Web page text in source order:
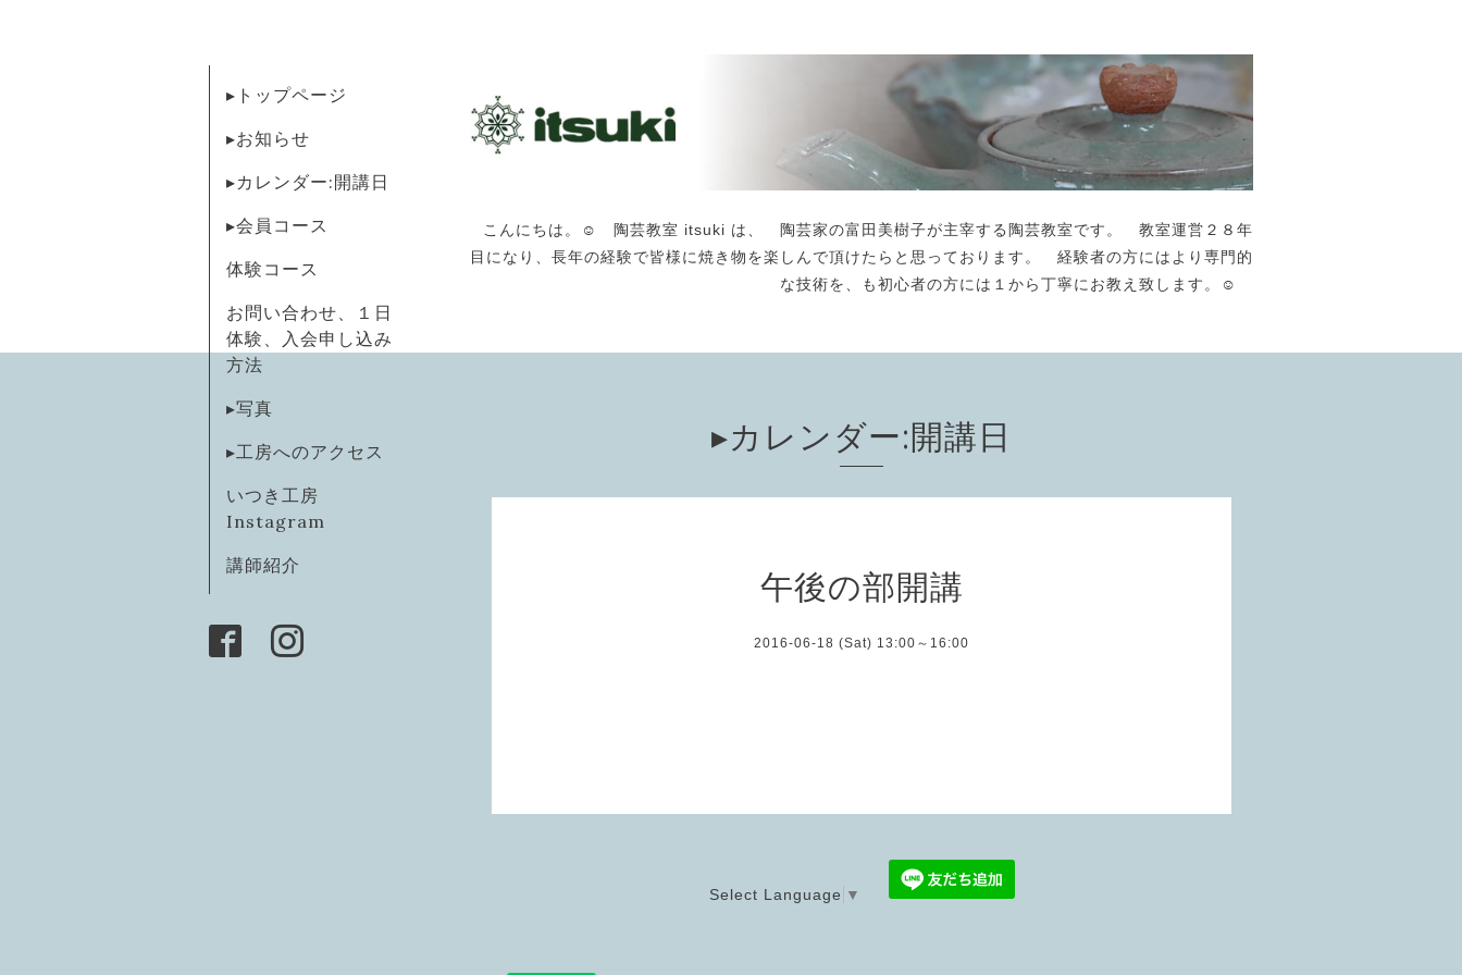
こんにちは。☺️ 陶芸教室 itsuki は、 陶芸家の富田美樹子が主宰する陶芸教室です。 教室運営２８年
目になり、長年の経験で皆様に焼き物を楽しんで頂けたらと思っております。 経験者の方にはより専門的
な技術を、も初心者の方には１から丁寧にお教え致します。☺️
▸トップページ
▸お知らせ
▸カレンダー:開講日
▸会員コース
体験コース
お問い合わせ、１日
体験、入会申し込み
方法
▸写真
▸工房へのアクセス
いつき工房
Instagram
講師紹介
▸カレンダー:開講日
午後の部開講
2016-06-18 (Sat) 13:00～16:00
Select Language ▼